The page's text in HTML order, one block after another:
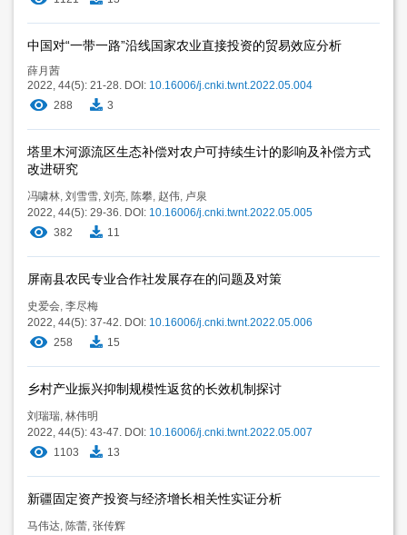
中国对“一带一路”沿线国家农业直接投资的贸易效应分析
薛月茜
2022, 44(5): 21-28. DOI: 10.16006/j.cnki.twnt.2022.05.004
288
3
塔里木河源流区生态补偿对农户可持续生计的影响及补偿方式
改进研究
冯啸林, 刘雪雪, 刘亮, 陈攀, 赵伟, 卢泉
2022, 44(5): 29-36. DOI: 10.16006/j.cnki.twnt.2022.05.005
382
11
屏南县农民专业合作社发展存在的问题及对策
史爱会, 李尽梅
2022, 44(5): 37-42. DOI: 10.16006/j.cnki.twnt.2022.05.006
258
15
乡村产业振兴抑制规模性返贫的长效机制探讨
刘瑞瑞, 林伟明
2022, 44(5): 43-47. DOI: 10.16006/j.cnki.twnt.2022.05.007
1103
13
新疆固定资产投资与经济增长相关性实证分析
马伟达, 陈蕾, 张传辉